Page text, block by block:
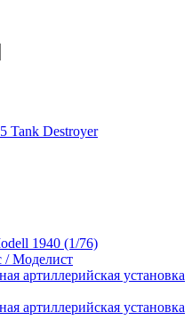
Tank Destroyer
1940 (1/76)
/ Моделист
артиллерийская установка
артиллерийская установка